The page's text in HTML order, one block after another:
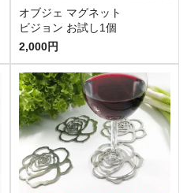
オブジェ マグネット
ビジョン お試し1個
2,000円